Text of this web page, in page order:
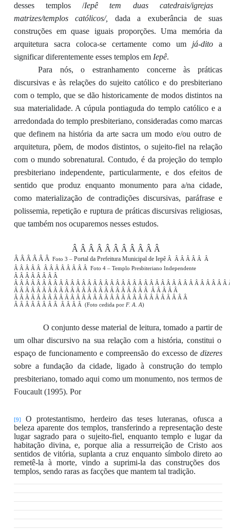
desses templos/Iepê tem duas catedrais/igrejas
matrizes/templos católicos/, dada a exuberância desuas
construçõesem quase iguais proporções. Uma memória da
arquitetura sacra coloca-secertamentecomo um já-dito a
significardiferentemente esses templos em Iepê.
Para nós, o estranhamento concerneàs
práticas
discursivaseàs relações do sujeitocatólico e dopresbiteriano
com o templo, que se dão historicamente de modos distintos na
sua materialidade. A cúpula pontiaguda do templo católico ea
arredondada do templo presbiteriano, consideradas comomarcas
que definem na história da artesacra um modo e/ou outrode
arquitetura, põem, de modos distintos, osujeito-fiel na relação
como mundo sobrenatural.Contudo, é daprojeção do templo
presbiteriano independente, particularmente, e dos efeitos de
sentido que produz enquantomonumento para a/na cidade,
como materialização de contradiçõesdiscursivas, paráfrase e
polissemia, repetição e ruptura de práticasdiscursivas religiosas,
que também nos ocuparemos nesses estudos.
Â Â Â Â Â Â Â Â Â Â Â
Â Â Â Â Â Â Foto 3 – Portal da Prefeitura Municipal de Iepê Â Â Â Â Â Â
Â
Â Â Â Â Â
Â Â Â Â Â Â Â Â Foto 4– Templo Presbiteriano Independente
Â Â Â Â Â Â Â Â
Â Â Â Â Â Â Â Â Â Â Â Â Â Â Â Â Â Â Â Â Â Â Â Â Â Â Â Â Â Â Â Â Â Â Â Â Â
Â Â Â Â Â Â Â Â Â Â Â Â Â Â Â Â Â Â Â Â Â Â Â Â
Â Â Â Â Â
Â Â Â Â Â Â Â Â Â Â Â Â Â Â Â Â Â Â Â Â Â Â Â Â Â Â Â Â Â Â Â
Â Â Â Â Â Â Â Â
Â Â Â Â (Foto cedida por F. A. A)
O conjunto desse material de leitura, tomado a partir de
umolhar discursivo na sua relação com a história, constitui o
espaço de funcionamento e compreensão doexcesso de dizeres
sobre a fundação da cidade, ligadoà construção dotemplo
presbiteriano,tomado aqui como ummonumento, nos termos de
Foucault (1995). Por
[9]
O protestantismo, herdeiro das teses luteranas, ofusca a
beleza aparente dos templos, transferindo a representação deste
lugar sagrado para o sujeito-fiel, enquanto templo e lugar da
habitação divina, e,porque alia a ressurreição de Cristoaos
sentidos devitória, suplanta a cruz enquanto símbolo direto ao
remetê-la à morte, vindo a suprimi-la dasconstruçõesdos
templos, sendo raras as facções que mantem tal tradição.